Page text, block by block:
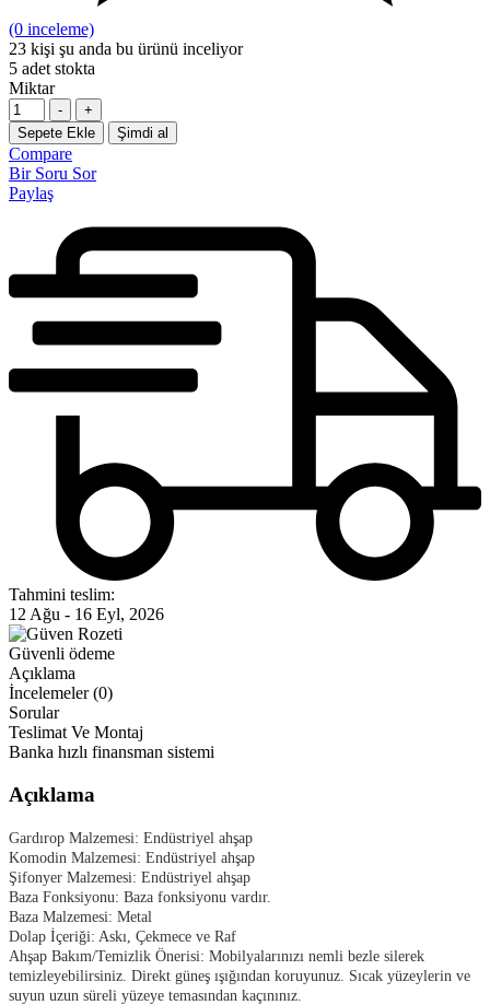
(0 inceleme)
23 kişi şu anda bu ürünü inceliyor
5 adet stokta
Miktar
-
+
Sepete Ekle
Şimdi al
Compare
Bir Soru Sor
Paylaş
Tahmini teslim:
12 Ağu - 16 Eyl, 2026
Güvenli ödeme
Açıklama
İncelemeler (0)
Sorular
Teslimat Ve Montaj
Banka hızlı finansman sistemi
Açıklama
Gardırop Malzemesi: Endüstriyel ahşap
Komodin Malzemesi: Endüstriyel ahşap
Şifonyer Malzemesi: Endüstriyel ahşap
Baza Fonksiyonu: Baza fonksiyonu vardır.
Baza Malzemesi: Metal
Dolap İçeriği: Askı, Çekmece ve Raf
Ahşap Bakım/Temizlik Önerisi: Mobilyalarınızı nemli bezle silerek
temizleyebilirsiniz. Direkt güneş ışığından koruyunuz. Sıcak yüzeylerin ve
suyun uzun süreli yüzeye temasından kaçınınız.